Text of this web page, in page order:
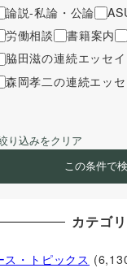
論説-私論・公論
労働相談
書籍案内
脇田滋の連続エッセイ
森岡孝二の連続エッセ
り込みをクリア
この条件で
カテゴ
ス・トピックス